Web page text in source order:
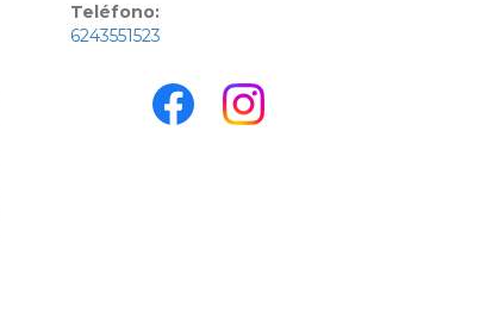
Teléfono:
6243551523